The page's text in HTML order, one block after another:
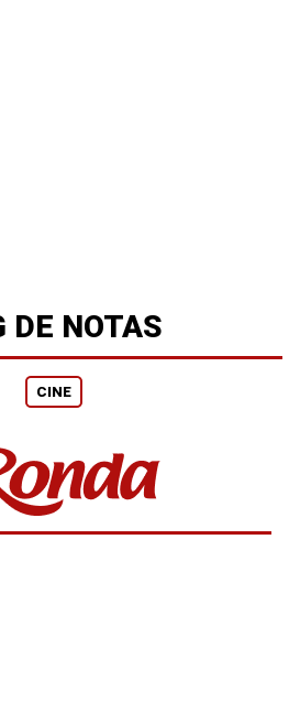
DE NOTAS
CINE